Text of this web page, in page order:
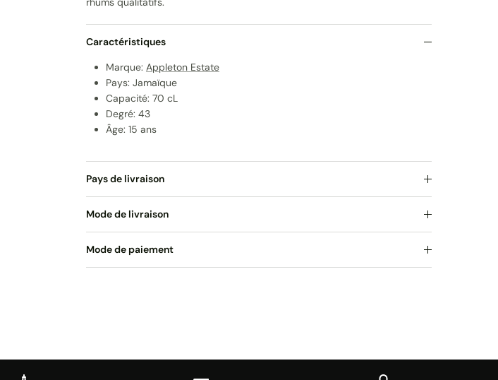
Caractéristiques
Marque: Appleton Estate
Pays: Jamaïque
Capacité: 70 cL
Degré: 43
Âge: 15 ans
Pays de livraison
Mode de livraison
Mode de paiement